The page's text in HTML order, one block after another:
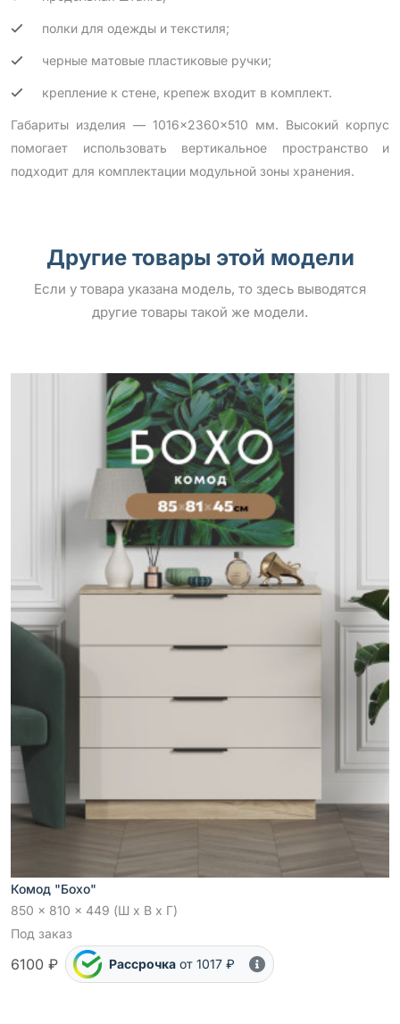
полки для одежды и текстиля;
черные матовые пластиковые ручки;
крепление к стене, крепеж входит в комплект.
Габариты изделия — 1016×2360×510 мм. Высокий корпус
помогает использовать вертикальное пространство и
подходит для комплектации модульной зоны хранения.
Другие товары этой модели
Если у товара указана модель, то здесь выводятся
другие товары такой же модели.
Комод "Бохо"
850 x 810 x 449 (Ш x В x Г)
Под заказ
6100 ₽ Рассрочка от 1017 ₽